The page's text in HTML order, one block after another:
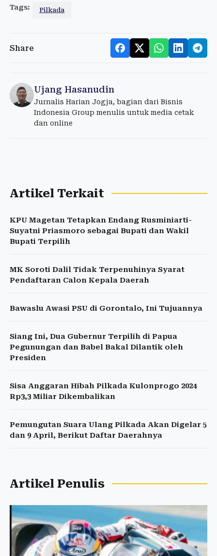
Tags: Pilkada
Share
Ujang Hasanudin
Jurnalis Harian Jogja, bagian dari Bisnis
Indonesia Group menulis untuk media cetak
dan online
Artikel Terkait
KPU Magetan Tetapkan Endang Rusminiarti-
Suyatni Priasmoro sebagai Bupati dan Wakil
Bupati Terpilih
MK Soroti Dalil Tidak Terpenuhinya Syarat
Pendaftaran Calon Kepala Daerah
Bawaslu Awasi PSU di Gorontalo, Ini Tujuannya
Siang Ini, Dua Gubernur Terpilih di Papua
Pegunungan dan Babel Bakal Dilantik oleh
Presiden
Sisa Anggaran Hibah Pilkada Kulonprogo 2024
Rp3,3 Miliar Dikembalikan
Pemungutan Suara Ulang Pilkada Akan Digelar 5
dan 9 April, Berikut Daftar Daerahnya
Artikel Penulis